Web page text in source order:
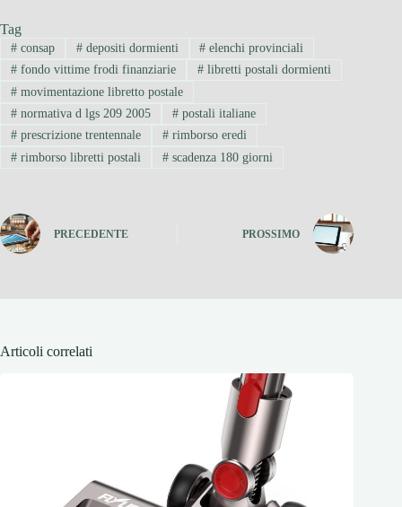
Tag
#consap #depositi dormienti # elenchi provinciali
#fondo vittime frodi finanziarie #libretti postali dormienti
#movimentazione libretto postale
#normativa d lgs 209 2005 #postali italiane
#prescrizione trentennale #rimborso eredi
#rimborso libretti postali #scadenza 180 giorni
PRECEDENTE PROSSIMO
Articoli correlati